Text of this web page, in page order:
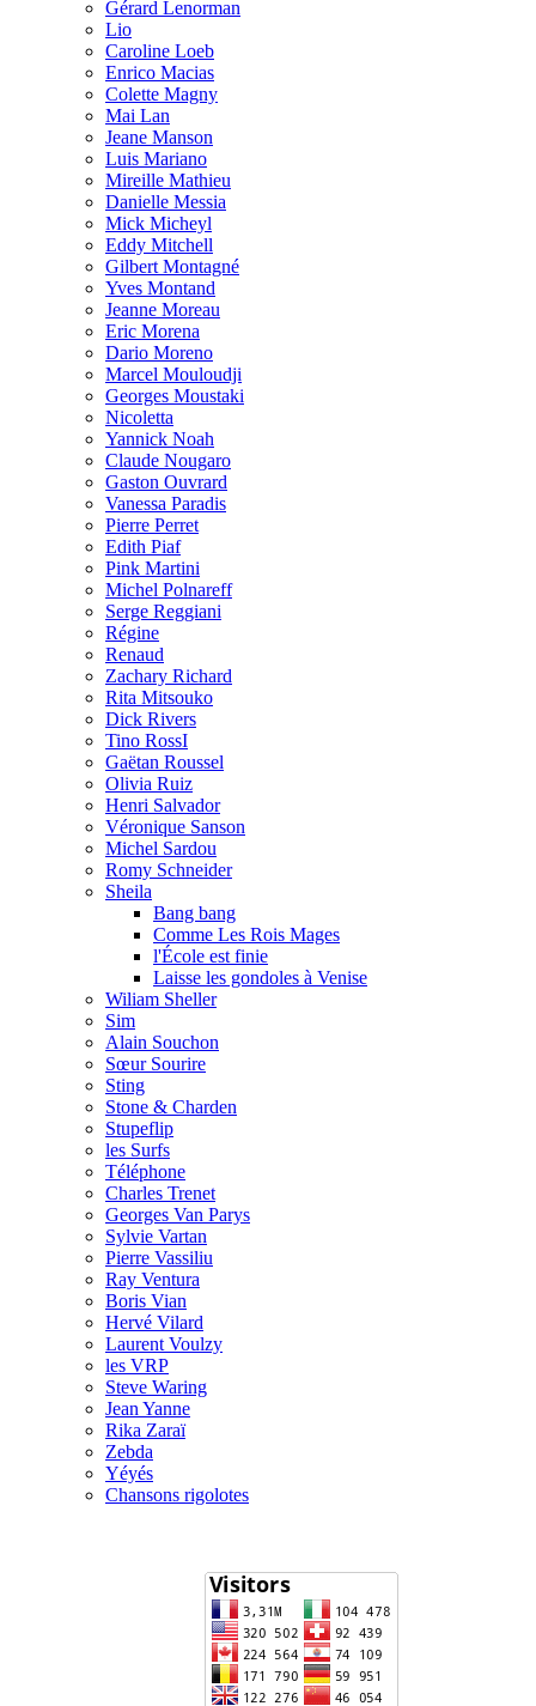
Gérard Lenorman
Lio
Caroline Loeb
Enrico Macias
Colette Magny
Mai Lan
Jeane Manson
Luis Mariano
Mireille Mathieu
Danielle Messia
Mick Micheyl
Eddy Mitchell
Gilbert Montagné
Yves Montand
Jeanne Moreau
Eric Morena
Dario Moreno
Marcel Mouloudji
Georges Moustaki
Nicoletta
Yannick Noah
Claude Nougaro
Gaston Ouvrard
Vanessa Paradis
Pierre Perret
Edith Piaf
Pink Martini
Michel Polnareff
Serge Reggiani
Régine
Renaud
Zachary Richard
Rita Mitsouko
Dick Rivers
Tino RossI
Gaëtan Roussel
Olivia Ruiz
Henri Salvador
Véronique Sanson
Michel Sardou
Romy Schneider
Sheila
Bang bang
Comme Les Rois Mages
l'École est finie
Laisse les gondoles à Venise
Wiliam Sheller
Sim
Alain Souchon
Sœur Sourire
Sting
Stone & Charden
Stupeflip
les Surfs
Téléphone
Charles Trenet
Georges Van Parys
Sylvie Vartan
Pierre Vassiliu
Ray Ventura
Boris Vian
Hervé Vilard
Laurent Voulzy
les VRP
Steve Waring
Jean Yanne
Rika Zaraï
Zebda
Yéyés
Chansons rigolotes